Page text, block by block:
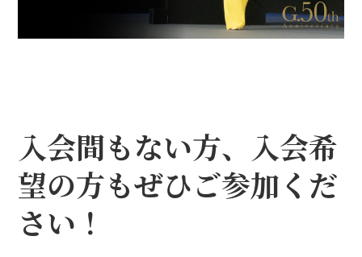
入会間もない方、入会希
望の方もぜひご参加くだ
さい！